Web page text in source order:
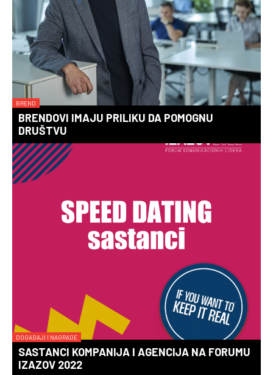
BREND
BRENDOVI IMAJU PRILIKU DA POMOGNU
DRUŠTVU
DOGAĐAJI I NAGRADE
SASTANCI KOMPANIJA I AGENCIJA NA FORUMU
IZAZOV 2022